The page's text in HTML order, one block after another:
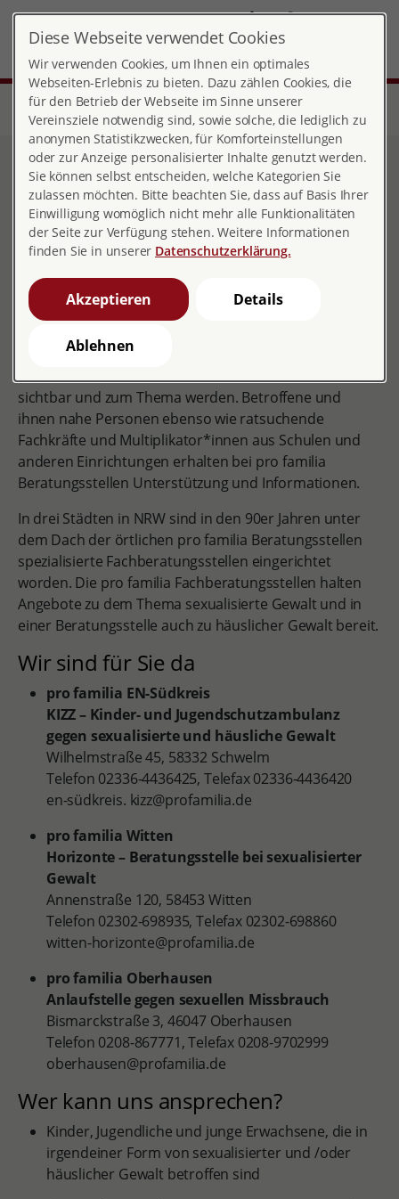
DE
Start Über pro familia Landesverbände
Nordrhein-Westfalen
Unsere Beratungsthemen und Angebote
Sexualisierte Gewalt (2)
Fachgruppe Sexualisierte Gewalt
Der pro familia Landesverband NRW setzt ein klares
Zeichen für ein Leben ohne Gewalt und engagiert sich
Betroffenenschutz. In allen Beratungsstellen der pro
familia können die verschiedenen Formen der Gewalt
sichtbar und zum Thema werden. Betroffene und
ihnen nahe Personen ebenso wie ratsuchende
Fachkräfte und Multiplikator*innen aus Schulen und
anderen Einrichtungen erhalten bei pro familia
Beratungsstellen Unterstützung und Informationen.
In drei Städten in NRW sind in den 90er Jahren unter
dem Dach der örtlichen pro familia Beratungsstellen
spezialisierte Fachberatungsstellen eingerichtet
worden. Die pro familia Fachberatungsstellen halten
Angebote zu dem Thema sexualisierte Gewalt und in
einer Beratungsstelle auch zu häuslicher Gewalt bereit.
Wir sind für Sie da
pro familia EN-Südkreis
KIZZ – Kinder- und Jugendschutzambulanz
gegen sexualisierte und häusliche Gewalt
Wilhelmstraße 45, 58332 Schwelm
Telefon 02336-4436425, Telefax 02336-4436420
en-südkreis. kizz@profamilia.de
pro familia Witten
Horizonte – Beratungsstelle bei sexualisierter
Gewalt
Annenstraße 120, 58453 Witten
Telefon 02302-698935, Telefax 02302-698860
witten-horizonte@profamilia.de
pro familia Oberhausen
Anlaufstelle gegen sexuellen Missbrauch
Bismarckstraße 3, 46047 Oberhausen
Telefon 0208-867771, Telefax 0208-9702999
oberhausen@profamilia.de
Wer kann uns ansprechen?
Kinder, Jugendliche und junge Erwachsene, die in
irgendeiner Form von sexualisierter und /oder
häuslicher Gewalt betroffen sind
Diese Webseite verwendet Cookies
Wir verwenden Cookies, um Ihnen ein optimales
Webseiten-Erlebnis zu bieten. Dazu zählen Cookies, die
für den Betrieb der Webseite im Sinne unserer
Vereinsziele notwendig sind, sowie solche, die lediglich zu
anonymen Statistikzwecken, für Komforteinstellungen
oder zur Anzeige personalisierter Inhalte genutzt werden.
Sie können selbst entscheiden, welche Kategorien Sie
zulassen möchten. Bitte beachten Sie, dass auf Basis Ihrer
Einwilligung womöglich nicht mehr alle Funktionalitäten
der Seite zur Verfügung stehen. Weitere Informationen
finden Sie in unserer Datenschutzerklärung.
Akzeptieren Details
Ablehnen